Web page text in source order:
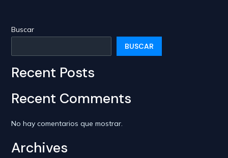
Buscar
BUSCAR
Recent Posts
Recent Comments
No hay comentarios que mostrar.
Archives